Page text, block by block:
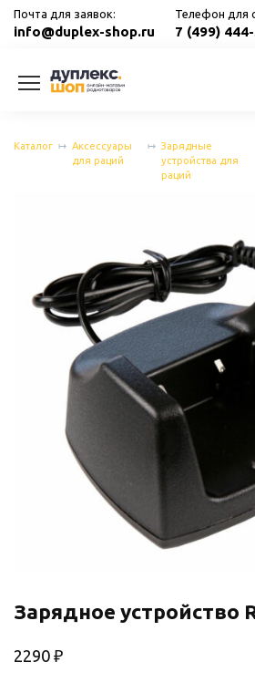
Перейти
Почта для заявок:
info@duplex-shop.ru
Телефон для
7 (499)
Каталог
Аксессуары
для раций
Зарядные
устройства для
раций
Зарядное устройство
2290 ₽